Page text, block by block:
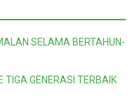
SELAMA BERTAHUN-
TIGA GENERASI TERBAIK